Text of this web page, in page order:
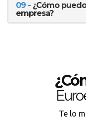
09 - ¿Cómo
empresa?
Te lo